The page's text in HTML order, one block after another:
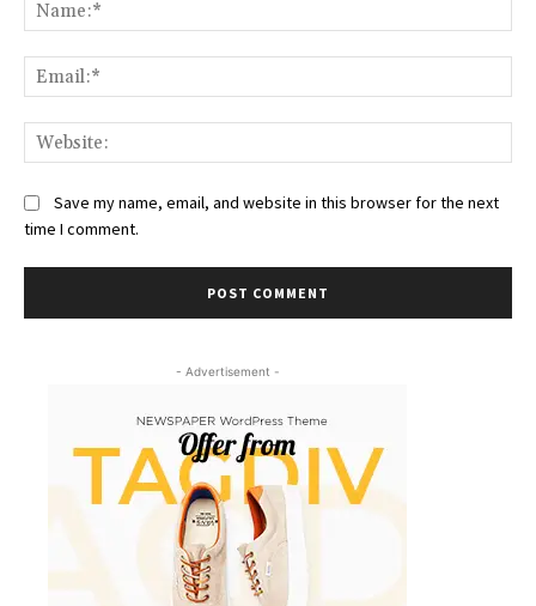
Save my name, email, and website in this browser for the next
time I comment.
- Advertisement -